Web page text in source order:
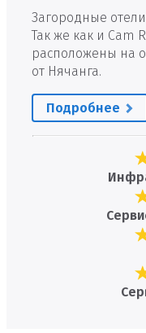
Загородные
Так же как и Cam
расположены на
от Нячанга.
Подробнее